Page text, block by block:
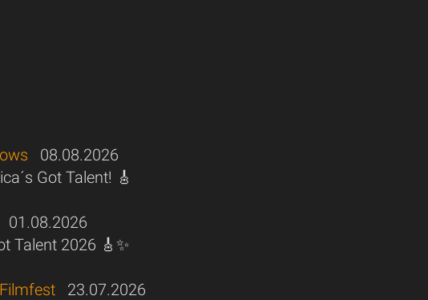
08.08.2026
Got Talent! 🎸
01.08.2026
Talent 2026 🎸✨
23.07.2026